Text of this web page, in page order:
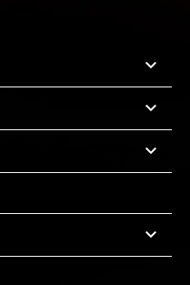



